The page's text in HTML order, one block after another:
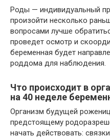
Роды — индивидуальный
произойти несколько
вопросами лучше
проведет осмотр и
беременная будет
роддома для наблюдения.
Что происходит в
на 40 неделе
Организм будущей
предстоящему
начать действовать: